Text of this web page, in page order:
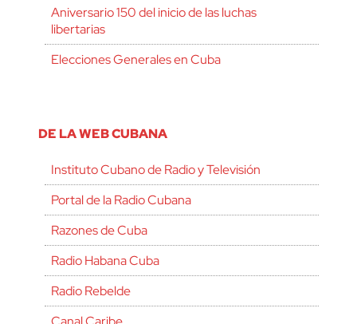
Aniversario 150 del inicio de las luchas
libertarias
Elecciones Generales en Cuba
DE LA WEB CUBANA
Instituto Cubano de Radio y Televisión
Portal de la Radio Cubana
Razones de Cuba
Radio Habana Cuba
Radio Rebelde